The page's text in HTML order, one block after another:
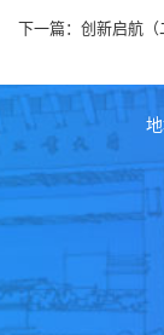
下一篇： 创新启航（